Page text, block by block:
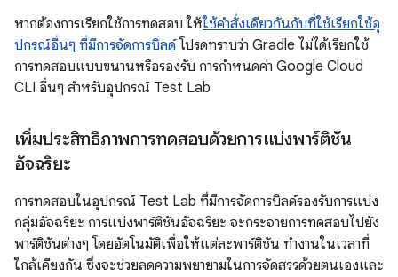
หากต้องการเรียกใช้การทดสอบ ให้ใช้คำสั่งเดียวกันกับที่ใช้เรียกใช้อุ
ปกรณ์อื่นๆ ที่มีการจัดการบิลด์โปรดทราบว่า Gradle ไม่ได้เรียกใช้
การทดสอบแบบขนานหรือรองรับ การกำหนดค่า Google Cloud
CLI อื่นๆ สำหรับอุปกรณ์ Test Lab
เพิ่มประสิทธิภาพการทดสอบด้วยการแบ่งพาร์ติชัน
อัจฉริยะ
การทดสอบในอุปกรณ์ Test Lab ที่มีการจัดการบิลด์รองรับการแบ่ง
กลุ่มอัจฉริยะ การแบ่งพาร์ติชันอัจฉริยะ จะกระจายการทดสอบไปยัง
พาร์ติชันต่างๆ โดยอัตโนมัติเพื่อให้แต่ละพาร์ติชัน ทำงานในเวลาที่
ใกล้เคียงกัน ซึ่งจะช่วยลดความพยายามในการจัดสรรด้วยตนเองและ